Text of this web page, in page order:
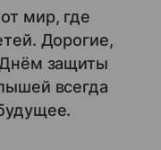
мир, где
Дорогие,
Днём защиты
всегда